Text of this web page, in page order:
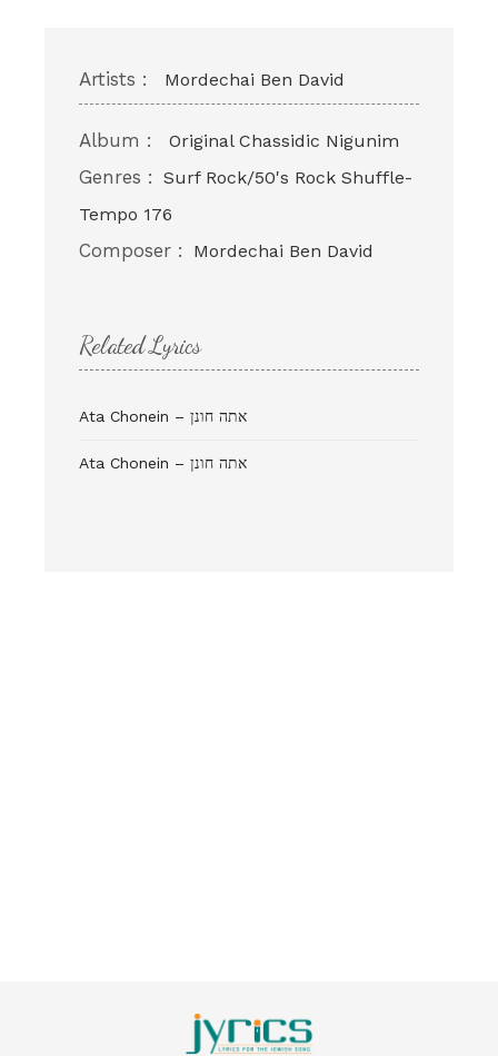
Artists : Mordechai Ben David
Album : Original Chassidic Nigunim
Genres : Surf Rock/50's Rock Shuffle-
Tempo 176
Composer : Mordechai Ben David
Related Lyrics
Ata Chonein – אתה חונן
Ata Chonein – אתה חונן